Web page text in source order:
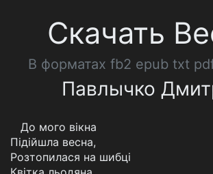
Скачать
В форматах fb2 epub txt
Павлычко
До мого вікна
Підійшла весна,
Розтопилася на шибці